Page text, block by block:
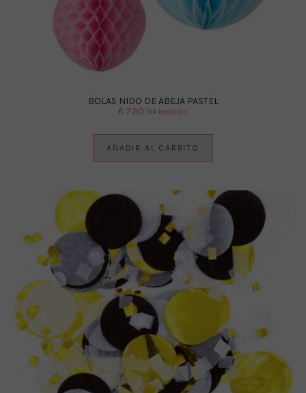
BOLAS NIDO DE ABEJA PASTEL
€ 7.90 IVA Incluido
AÑADIR AL CARRITO